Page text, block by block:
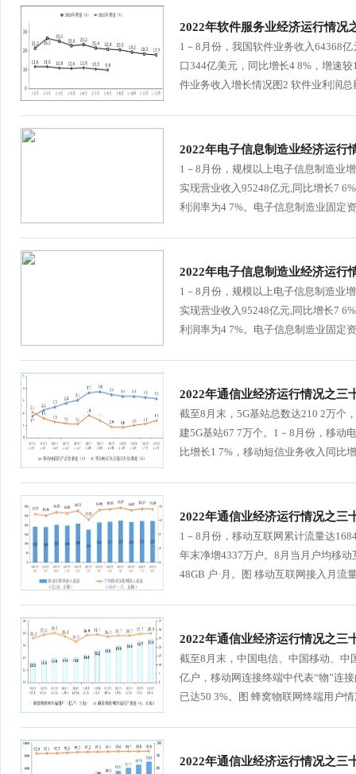
2022年软件服务业经济运行情况
1－8月份，我国软件业务收入64368
口344亿美元，同比增长4 8%，增速
件业务收入增长情况图2 软件业利润总
2022年电子信息制造业经济运行
1－8月份，规模以上电子信息制造业
实现营业收入95248亿元,同比增长7
利润率为4 7%。电子信息制造业固定
2022年电子信息制造业经济运行
1－8月份，规模以上电子信息制造业
实现营业收入95248亿元,同比增长7
利润率为4 7%。电子信息制造业固定
2022年通信业经济运行情况之三
截至8月末，5G基站总数达210 2万个
建5G基站67 7万个。1－8月份，移动
比增长1 7%，移动短信业务收入同比
2022年通信业经济运行情况之三
1－8月份，移动互联网累计流量达
年末净增4337万户。8月当月户均移动
48GB 户·月。图 移动互联网接入月流
2022年通信业经济运行情况之三
截至8月末，中国电信、中国移动、中
亿户，移动网连接终端中代表“物”连
已达50 3%。图 蜂窝物联网终端用户
2022年通信业经济运行情况之三